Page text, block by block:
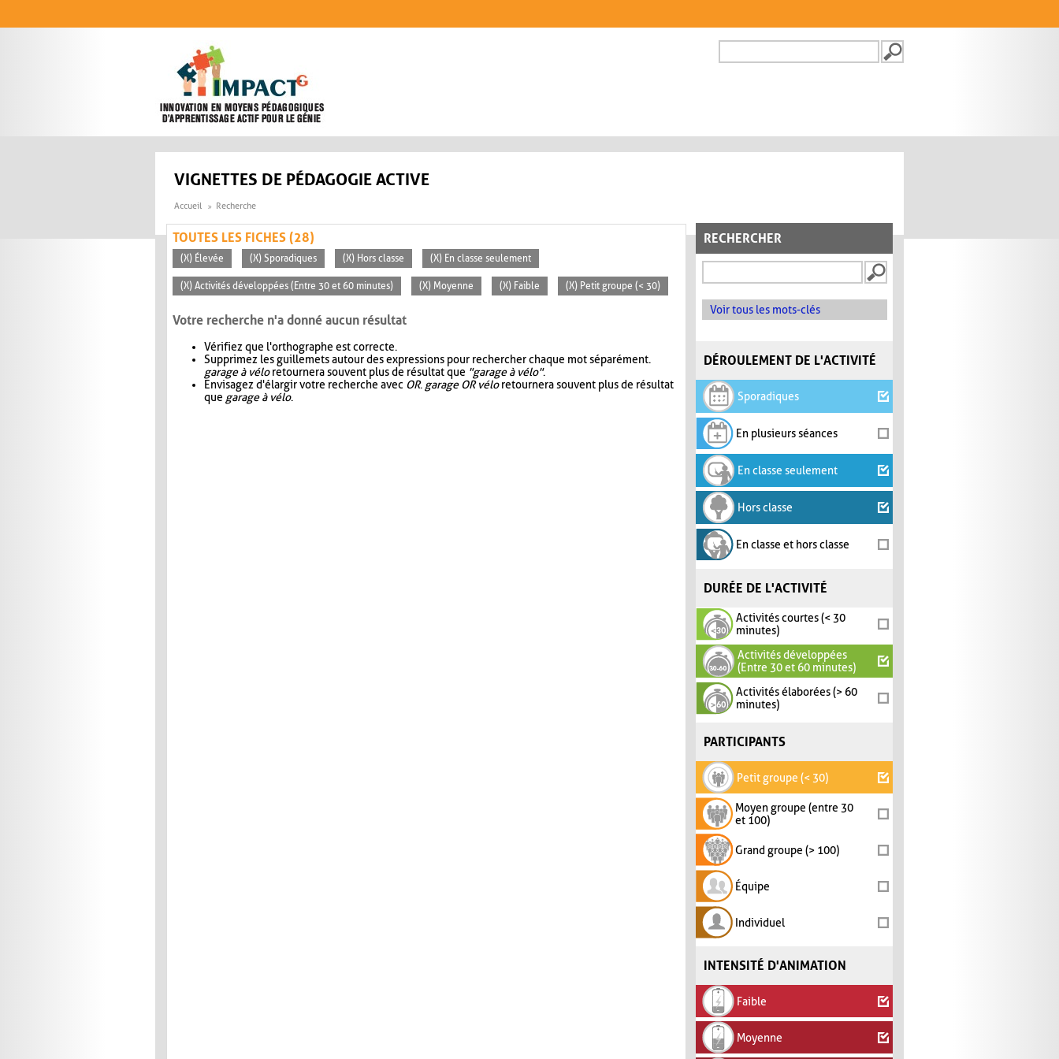
FORMULAIRE DE
VIGNETTES DE PÉDAGOGIE ACTIVE
Accueil Recherche
RECHERCHER
Voir tous les mots-clés
DÉROULEMENT DE L'ACTIVITÉ
Sporadiques
En plusieurs séances
En classe seulement
Hors classe
En classe et hors classe
DURÉE DE L'ACTIVITÉ
Activités courtes (< 30
minutes)
Activités développées
(Entre 30 et 60 minutes)
Activités élaborées (> 60
minutes)
PARTICIPANTS
Petit groupe (< 30)
Moyen groupe (entre 30
et 100)
Grand groupe (> 100)
Équipe
Individuel
INTENSITÉ D'ANIMATION
Faible
Moyenne
TOUTES LES FICHES (28)
(X) Élevée (X) Sporadiques (X) Hors classe (X) En classe seulement
(X) Activités développées (Entre 30 et 60 minutes) (X) Moyenne (X) Faible (X) Petit groupe (< 30)
Votre recherche n'a donné aucun résultat
Vérifiez que l'orthographe est correcte.
Supprimez les guillemets autour des expressions pour rechercher chaque mot séparément.
garage à véloretournera souvent plus de résultat que "garage à vélo".
Envisagez d'élargir votre recherche avec OR. garage OR véloretournera souvent plus de résultat
que garage à vélo.